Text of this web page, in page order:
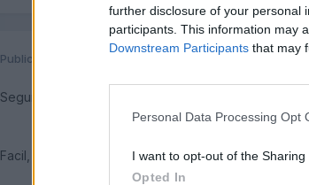
further disclosure of your personal
participants. This information may
Downstream Participants that may
Personal Data Processing Opt
I want to opt-out of the Sharing
Opted In
Publicado
Seguro que tiene algun tornillo por algun sitio(en
Facil, Sencillo y para toda la familia